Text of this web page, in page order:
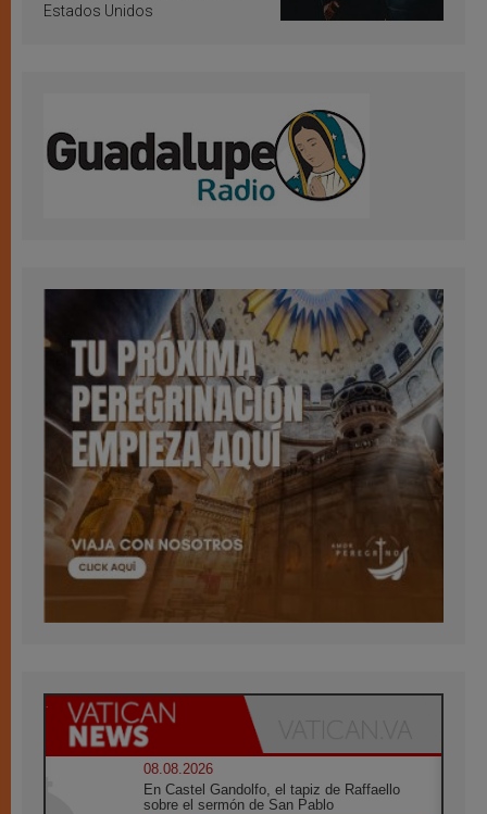
Estados Unidos
08.08.2026
En Castel Gandolfo, el tapiz de Raffaello
sobre el sermón de San Pablo